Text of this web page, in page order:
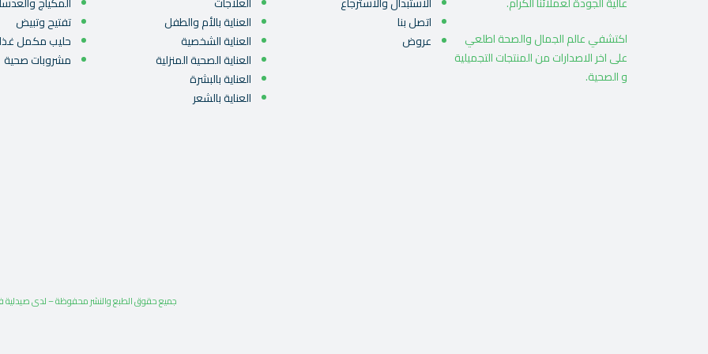
اكتشفي عالم الجمال والصحة اطلعي
على اخر الاصدارات من المنتجات التجميلية
و الصحية.
اتصل بنا
عروض
العناية بالأم والطفل
العناية الشخصية
العناية الصحية المنزلية
العناية بالبشرة
العناية بالشعر
تفتيح وتبيض
حليب مكمل
مشروبات صحية
جميع حقوق الطبع والنشر محفوظة – لدى صيدلية